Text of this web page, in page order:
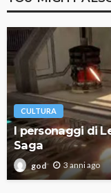
CULTURA
I personaggi di
Saga
god 3 anni ago